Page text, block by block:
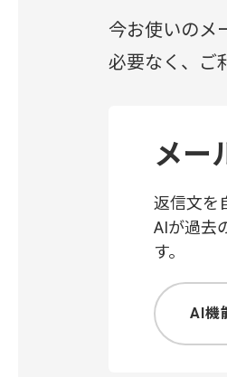
今お使いのメ
必要なく、ご
メー
返信文を
AIが過去
す。
AI機